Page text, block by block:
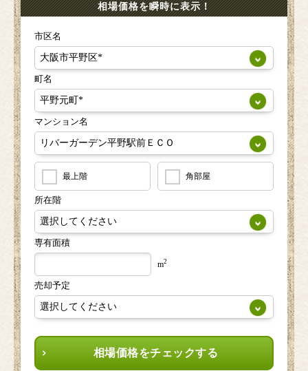
相場価格を瞬時に表示！
市区名
町名
マンション名
最上階 角部屋
所在階
専有面積
m2
売却予定
相場価格をチェックする